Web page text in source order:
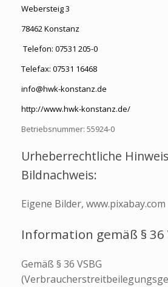
Webersteig 3
78462 Konstanz
Telefon: 07531 205-0
Telefax: 07531 16468
info@hwk-konstanz.de
http://www.hwk-konstanz.de/
Betriebsnummer: 55924-0
Urheberrechtliche
Bildnachweis:
Eigene Bilder, www.pixabay.com
Information gemäß § 36
Gemäß § 36 VSBG